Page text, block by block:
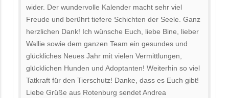
wider. Der wundervolle Kalender macht sehr viel
Freude und berührt tiefere Schichten der Seele. Ganz
herzlichen Dank! Ich wünsche Euch, liebe Bine, lieber
Wallie sowie dem ganzen Team ein gesundes und
glückliches Neues Jahr mit vielen Vermittlungen,
glücklichen Hunden und Adoptanten! Weiterhin so viel
Tatkraft für den Tierschutz! Danke, dass es Euch gibt!
Liebe Grüße aus Rotenburg sendet Andrea